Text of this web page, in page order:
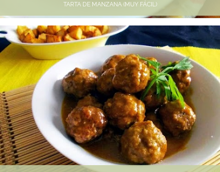
TARTA DE MANZANA (MUY FÁCIL)